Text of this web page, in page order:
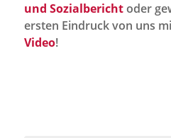
Jobportal
Presse und Medien
und Sozialberichtoder
ersten Eindruck von uns
Video!